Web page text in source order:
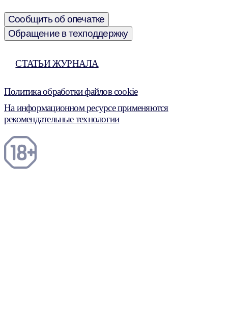
Сообщить об опечатке
Обращение в техподдержку
СТАТЬИ ЖУРНАЛА
Политика обработки файлов cookie
На информационном ресурсе применяются
рекомендательные технологии